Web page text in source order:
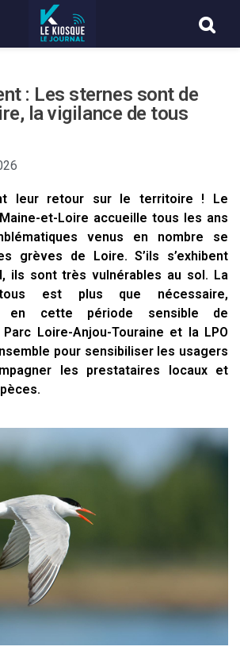
: Les sternes sont de
la vigilance de tous
leur retour sur le territoire ! Le
et-Loire accueille tous les ans
venus en nombre se
grèves de Loire. S’ils s’exhibent
ils sont très vulnérables au sol. La
est plus que nécessaire,
en cette période sensible de
Loire-Anjou-Touraine et la LPO
pour sensibiliser les usagers
les prestataires locaux et